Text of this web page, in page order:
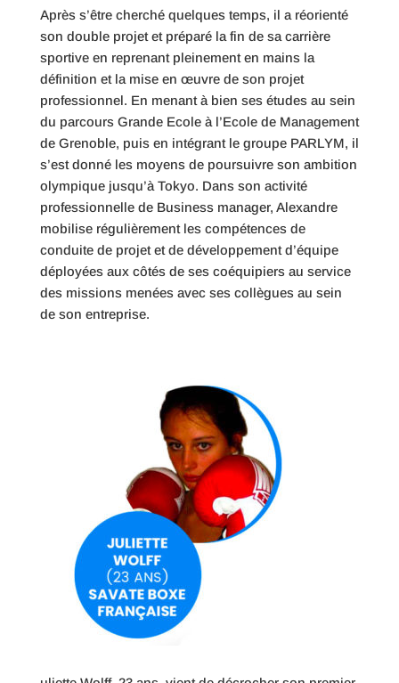
Après s’être cherché quelques temps, il a réorienté
son double projet et préparé la fin de sa carrière
sportive en reprenant pleinement en mains la
définition et la mise en œuvre de son projet
professionnel. En menant à bien ses études au sein
du parcours Grande Ecole à l’Ecole de Management
de Grenoble, puis en intégrant le groupe PARLYM, il
s’est donné les moyens de poursuivre son ambition
olympique jusqu’à Tokyo. Dans son activité
professionnelle de Business manager, Alexandre
mobilise régulièrement les compétences de
conduite de projet et de développement d’équipe
déployées aux côtés de ses coéquipiers au service
des missions menées avec ses collègues au sein
de son entreprise.